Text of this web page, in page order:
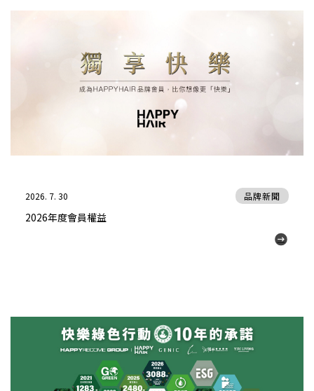
2026. 7. 30
2026年度會員權益
品牌新聞